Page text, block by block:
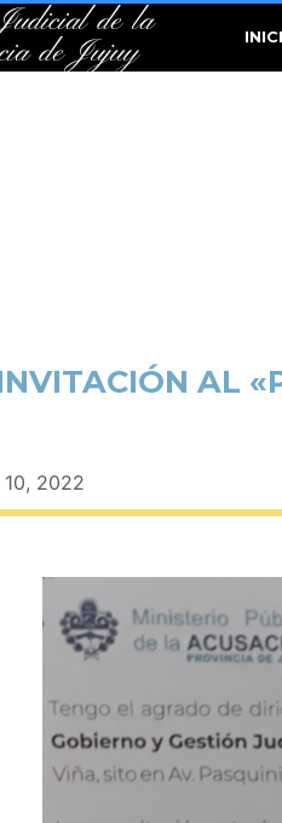
de la
de Jujuy
AL
2022